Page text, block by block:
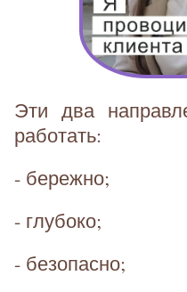
Эти два
работать:
- бережно;
- глубоко;
- безопасно;